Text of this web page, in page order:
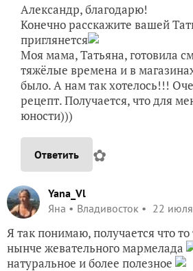
Александр, благодарю!
Конечно расскажите вашей
приглянется
Моя мама, Татьяна, готовила
тяжёлые времена и в
было. А нам так хотелось!!!
рецепт. Получается, что для
юности)))
Ответить ✿
Yana_Vl
Яна
Владивосток 22
Я так понимаю, получается что
нынче жевательного мармелада
натуральное и более полезное